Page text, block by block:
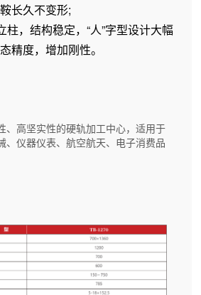
长久不变形;
柱，结构稳定，“人”字型设计大幅
精度，增加刚性。
、高坚实性的硬轨加工中心，适用于
、仪器仪表、航空航天、电子消费品